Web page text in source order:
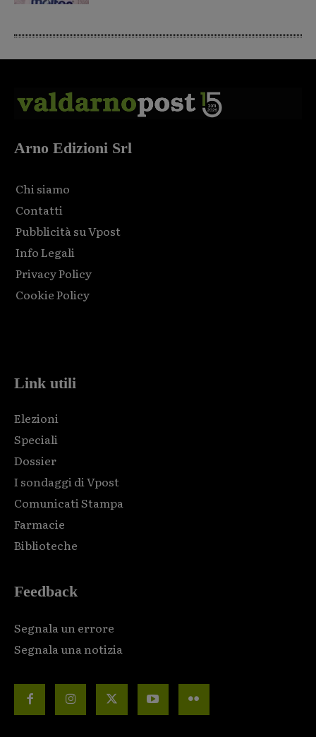
Arno Edizioni Srl
Chi siamo
Contatti
Pubblicità su Vpost
Info Legali
Privacy Policy
Cookie Policy
Link utili
Elezioni
Speciali
Dossier
I sondaggi di Vpost
Comunicati Stampa
Farmacie
Biblioteche
Feedback
Segnala un errore
Segnala una notizia